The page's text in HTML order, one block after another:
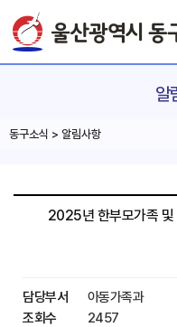
알
동구소식 > 알림사항
2025년 한부모가족 및
담당부서
아동가족과
조회수
2457